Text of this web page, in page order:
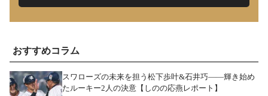
おすすめコラム
スワローズの未来を担う松下歩叶&石井巧――輝き始め
たルーキー2人の決意【しのの応燕レポート】